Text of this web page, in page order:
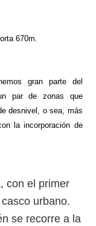
670m.
gran parte del
par de zonas que
desnivel, o sea, más
la incorporación de
con el primer
urbano.
se recorre a la